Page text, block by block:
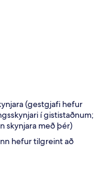
(gestgjafi hefur
í gististaðnum;
skynjara með þér)
hefur tilgreint að